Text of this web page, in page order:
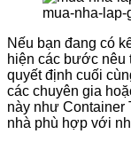
mua-nha-lap-
Nếu bạn đang có
hiện các bước nêu
quyết định cuối
các chuyên gia
này như Container
nhà phù hợp với